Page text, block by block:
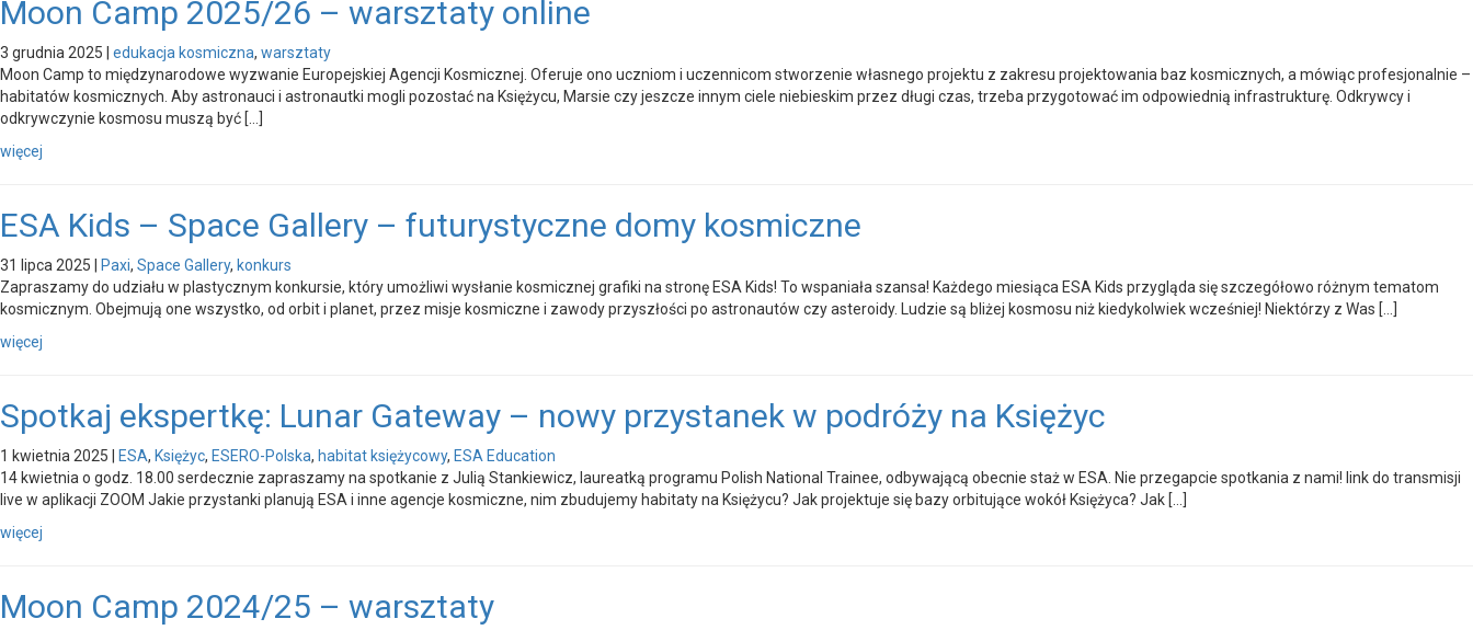
Moon Camp 2025/26 – warsztaty online
3 grudnia 2025 | edukacja kosmiczna, warsztaty
Moon Camp to międzynarodowe wyzwanie Europejskiej Agencji Kosmicznej. Oferuje ono uczniom i uczennicom stworzenie własnego projektu z zakresu projektowania baz kosmicznych, a mówiąc profesjonalnie –
habitatów kosmicznych. Aby astronauci i astronautki mogli pozostać na Księżycu, Marsie czy jeszcze innym ciele niebieskim przez długi czas, trzeba przygotować im odpowiednią infrastrukturę. Odkrywcy i
odkrywczynie kosmosu muszą być […]
więcej
ESA Kids – Space Gallery – futurystyczne domy kosmiczne
31 lipca 2025 | Paxi, Space Gallery, konkurs
Zapraszamy do udziału w plastycznym konkursie, który umożliwi wysłanie kosmicznej grafiki na stronę ESA Kids! To wspaniała szansa! Każdego miesiąca ESA Kids przygląda się szczegółowo różnym tematom
kosmicznym. Obejmują one wszystko, od orbit i planet, przez misje kosmiczne i zawody przyszłości po astronautów czy asteroidy. Ludzie są bliżej kosmosu niż kiedykolwiek wcześniej! Niektórzy z Was […]
więcej
Spotkaj ekspertkę: Lunar Gateway – nowy przystanek w podróży na Księżyc
1 kwietnia 2025 | ESA, Księżyc, ESERO-Polska, habitat księżycowy, ESA Education
14 kwietnia o godz. 18.00 serdecznie zapraszamy na spotkanie z Julią Stankiewicz, laureatką programu Polish National Trainee, odbywającą obecnie staż w ESA. Nie przegapcie spotkania z nami! link do transmisji
live w aplikacji ZOOM Jakie przystanki planują ESA i inne agencje kosmiczne, nim zbudujemy habitaty na Księżycu? Jak projektuje się bazy orbitujące wokół Księżyca? Jak […]
więcej
Moon Camp 2024/25 – warsztaty